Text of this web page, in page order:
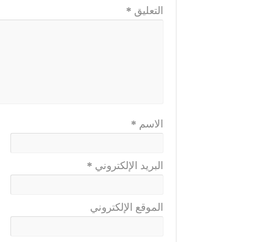
التعليق *
الاسم *
البريد الإلكتروني *
الموقع الإلكتروني